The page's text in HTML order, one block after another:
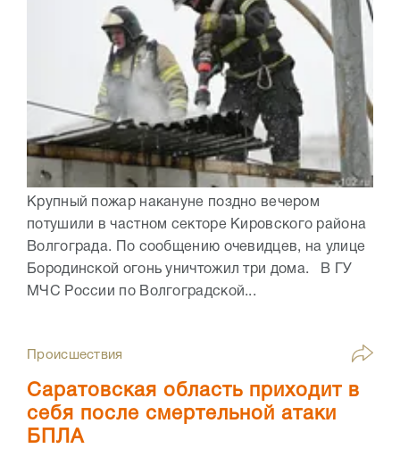
Крупный пожар накануне поздно вечером
потушили в частном секторе Кировского района
Волгограда. По сообщению очевидцев, на улице
Бородинской огонь уничтожил три дома. В ГУ
МЧС России по Волгоградской...
Происшествия
Саратовская область приходит в
себя после смертельной атаки
БПЛА